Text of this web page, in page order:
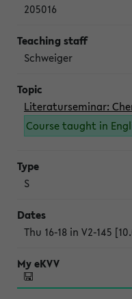
205016
Schweiger
Literaturseminar:
Course taught in
S
Thu 16-18 in V2-145